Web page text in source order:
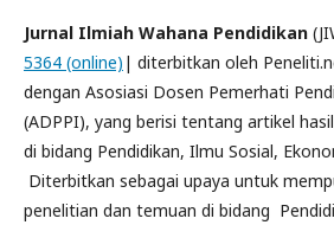
Jurnal Ilmiah Wahana Pendidikan
5364 (online) | diterbitkan oleh
dengan Asosiasi Dosen Pemerhati
(ADPPI), yang berisi tentang artikel
di bidang Pendidikan, Ilmu Sosial,
Diterbitkan sebagai upaya untuk
penelitian dan temuan di bidang